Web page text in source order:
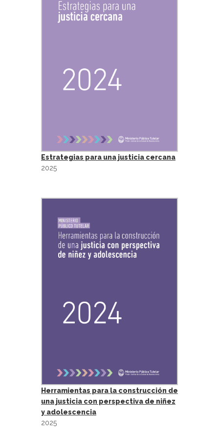
Estrategias para una justicia cercana
2025
Herramientas para la construcción de
una justicia con perspectiva de niñez
y adolescencia
2025